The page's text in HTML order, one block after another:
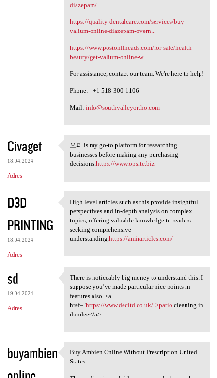
diazepam/
https://quality-dentalcare.com/services/buy-
valium-online-diazepam-overn...
https://www.postonlineads.com/for-sale/health-
beauty/get-valium-online-w...
For assistance, contact our team. We're here to help!
Phone: - +1 518-300-1106
Mail: info@southvalleyortho.com
Civaget
18.04.2024
Adres
오피 is my go-to platform for
오피 is my go-to platform for researching
businesses before making any purchasing
decisions.https://www.opsite.biz
D3D
PRINTING
18.04.2024
Adres
High level articles such as
High level articles such as this provide insightful
perspectives and in-depth analysis on complex
topics, offering valuable knowledge to readers
seeking comprehensive
understanding. https://amirarticles.com/
sd
19.04.2024
Adres
There is noticeably big money
There is noticeably big money to understand this. I
suppose you’ve made particular nice points in
features also. <a
href="https://www.decltd.co.uk/">patio cleaning in
dundee</a>
buyambien Buy Ambien Online Without
Buy Ambien Online Without Prescription United
States